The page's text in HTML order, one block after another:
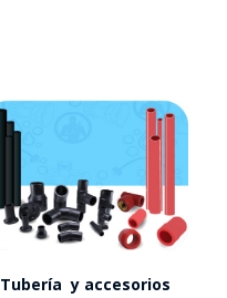
Tubería y accesorios